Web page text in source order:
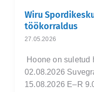
Wiru
töökorraldus
27.05.2026
Hoone on suletud
02.08.2026
15.08.2026 E–R